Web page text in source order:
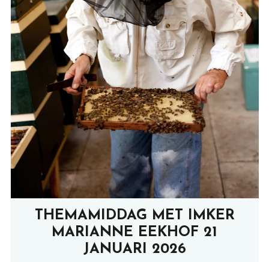
THEMAMIDDAG MET IMKER
MARIANNE EEKHOF 21
JANUARI 2026